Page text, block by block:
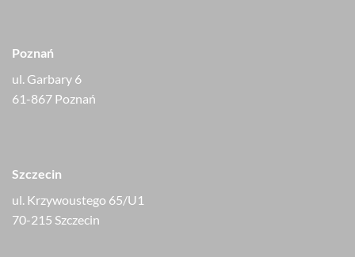
Poznań
ul. Garbary 6
61-867 Poznań
Szczecin
ul. Krzywoustego 65/U1
70-215 Szczecin